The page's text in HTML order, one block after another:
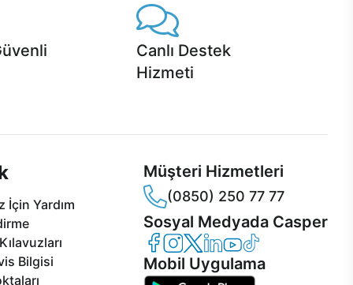
Canlı Destek
Hizmeti
İçin Yardım
Bilgisi
Müşteri Hizmetleri
(0850) 250 77 77
Sosyal Medyada Casper
Casper Facebook
Casper Instagram
Casper Twitter
Casper LinkedIn
Casper YouTube
Casper TikTok
Mobil Uygulama